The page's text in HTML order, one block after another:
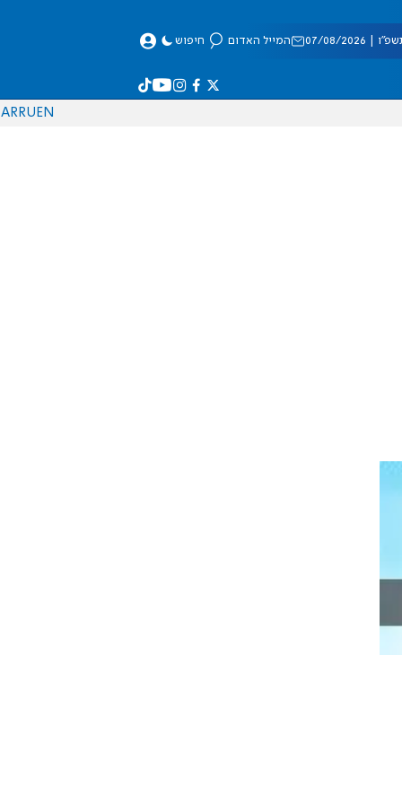
08/2026 המייל האדום חיפוש
EN
RU
AR